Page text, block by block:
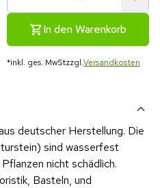
In den Warenkorb
*inkl. ges. MwStzzgl.Versandkosten
deutscher Herstellung. Die
sind wasserfest
nicht schädlich.
Basteln, und